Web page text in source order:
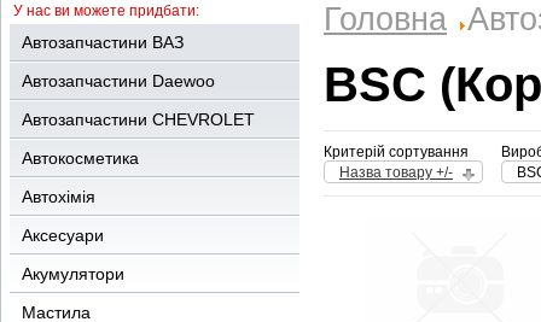
У нас ви можете придбати:
Автозапчастини ВАЗ
Автозапчастини Daewoo
Автозапчастини CHEVROLET
Автокосметика
Автохімія
Аксесуари
Акумулятори
Мастила
Головна
BSC
Критерій сортування
Назва товару +/-